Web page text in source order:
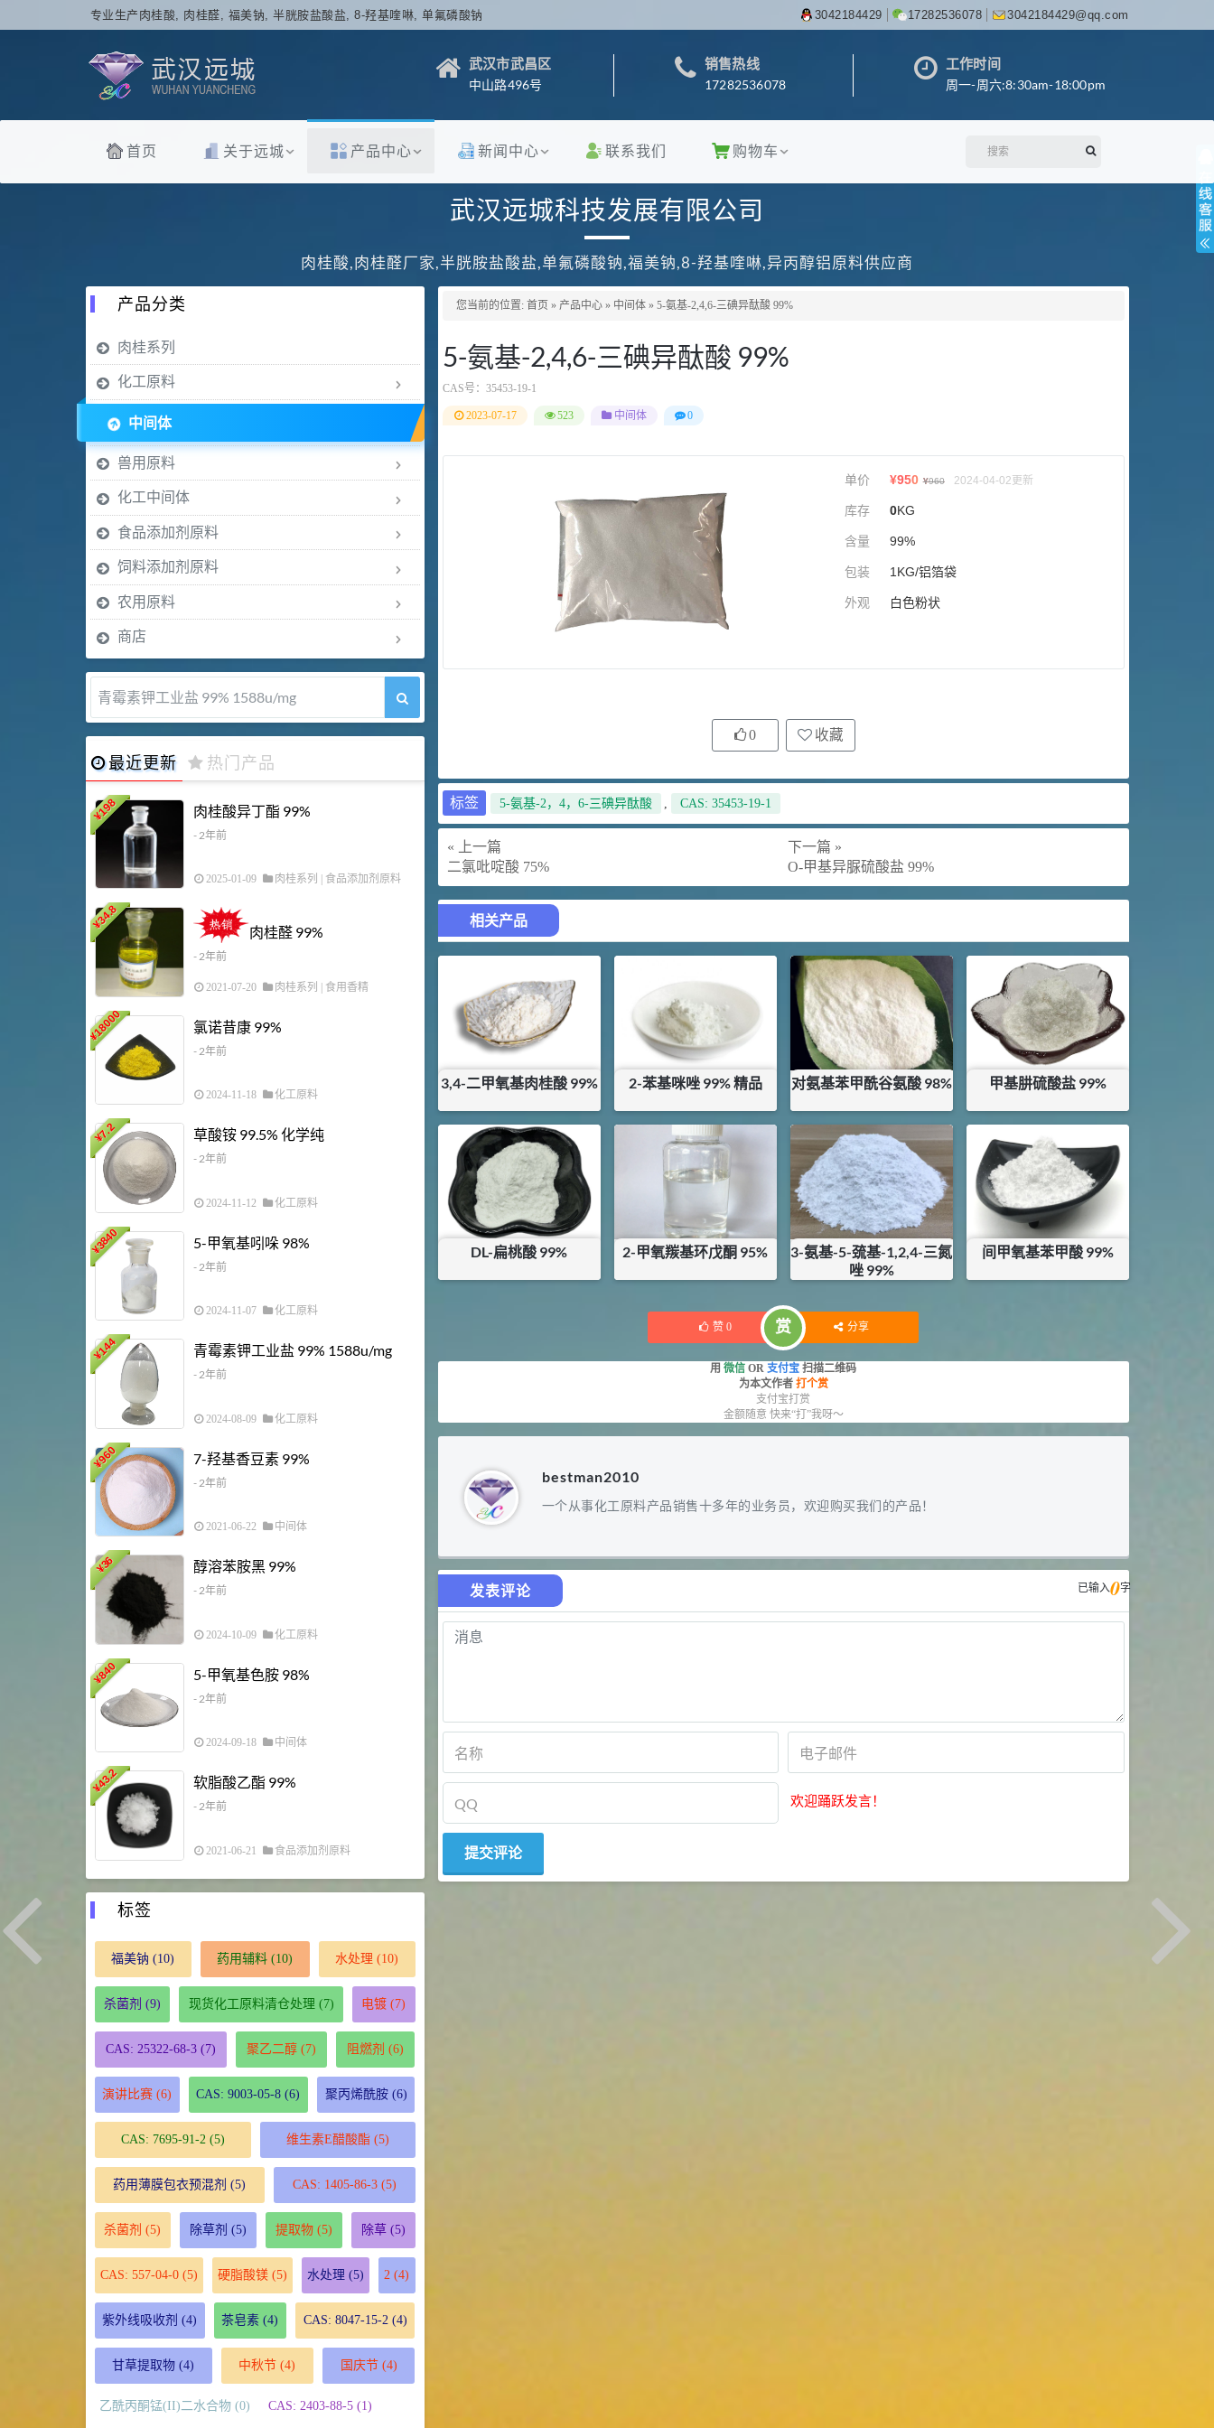
专业生产肉桂酸, 肉桂醛, 福美钠, 半胱胺盐酸盐, 8-羟基喹啉, 单氟磷酸钠 3042184429 17282536078 3042184429@qq.com
武汉市武昌区
中山路496号
销售热线
17282536078
工作时间
周一-周六:8:30am-18:00pm
首页 关于远城 产品中心 新闻中心 联系我们 购物车
武汉远城科技发展有限公司
肉桂酸,肉桂醛厂家,半胱胺盐酸盐,单氟磷酸钠,福美钠,8-羟基喹啉,异丙醇铝原料供应商
您当前的位置: 首页 » 产品中心 » 中间体 » 5-氨基-2,4,6-三碘异酞酸 99%
5-氨基-2,4,6-三碘异酞酸 99%
CAS号： 35453-19-1
2023-07-17 523 中间体 0
单价 ¥950 ¥960 2024-04-02更新
库存 0KG
含量 99%
包装 1KG/铝箔袋
外观 白色粉状
0 收藏
标签 5-氨基-2，4，6-三碘异酞酸 , CAS: 35453-19-1
« 上一篇
二氯吡啶酸 75%
下一篇 »
O-甲基异脲硫酸盐 99%
相关产品
3,4-二甲氧基肉桂酸 99%
¥648
库存：0KG
2-苯基咪唑 99% 精品
¥345
对氨基苯甲酰谷氨酸 98%
¥250
库存： 0.765KG
甲基肼硫酸盐 99%
¥480
DL-扁桃酸 99% 2-甲氧羰基环戊酮 95%
库存：0.5KG
3-氨基-5-巯基-1,2,4-三氮
唑 99%
库存：17KG
间甲氧基苯甲酸 99%
赞 0 赏 分享
用 微信 OR 支付宝 扫描二维码
为本文作者 打个赏
支付宝打赏
金额随意 快来“打”我呀～
bestman2010
一个从事化工原料产品销售十多年的业务员，欢迎购买我们的产品！
发表评论 已输入0字
欢迎踊跃发言！
产品分类
肉桂系列
化工原料
中间体
兽用原料
化工中间体
食品添加剂原料
饲料添加剂原料
农用原料
商店
青霉素钾工业盐 99% 1588u/mg
最近更新 热门产品
¥
198 肉桂酸异丁酯 99%
- 2年前
2025-01-09 肉桂系列 食品添加剂原料
¥
34.8
肉桂醛 99%
- 2年前
2021-07-20 肉桂系列 | 食用香精
¥
18000 氯诺昔康 99%
- 2年前
2024-11-18 化工原料
¥
7.2 草酸铵 99.5% 化学纯
- 2年前
2024-11-12 化工原料
¥
3840 5-甲氧基吲哚 98%
- 2年前
2024-11-07 化工原料
¥
144 青霉素钾工业盐 99% 1588u/mg
- 2年前
2024-08-09 化工原料
¥
960 7-羟基香豆素 99%
- 2年前
2021-06-22 中间体
¥
36 醇溶苯胺黑 99%
- 2年前
2024-10-09 化工原料
¥
840 5-甲氧基色胺 98%
- 2年前
2024-09-18 中间体
¥
43.2 软脂酸乙酯 99%
- 2年前
2021-06-21 食品添加剂原料
1 胍基乙酸 98%
乙酸橙花酯 99%
浏览量 - 5.51w
2021-06-17
3 多效唑 90%
浏览量 - 4.4w
29 4 N-羟甲基丙烯酰胺 98% NMA
浏览量 - 1.98w
2021-06-22
92 5
对甲氧基苯甲醛（茴香醛）
浏览量 - 1.64w
11.25 D-异抗坏血酸钠 98%
浏览量 - 1.55w
34.8 10 DL-蛋氨酸 99%
标签
福美钠 (10) 药用辅料 (10) 水处理 (10)
杀菌剂 (9) 现货化工原料清仓处理 (7) 电镀 (7)
CAS: 25322-68-3(7) 聚乙二醇(7) 阻燃剂 (6)
演讲比赛 (6) CAS: 9003-05-8 (6) 聚丙烯酰胺(6)
CAS: 7695-91-2 (5) 维生素E醋酸酯(5)
药用薄膜包衣预混剂 (5) CAS: 1405-86-3(5)
杀菌剂 (5) 除草剂 (5) 提取物(5) 除草(5)
CAS: 557-04-0(5) 硬脂酸镁(5) 水处理 (5) 2 (4)
紫外线吸收剂 (4) 茶皂素 (4) CAS: 8047-15-2 (4)
甘草提取物 (4) 中秋节 (4) 国庆节(4)
乙酰丙酮锰(II)二水合物 (0) CAS: 2403-88-5 (1)